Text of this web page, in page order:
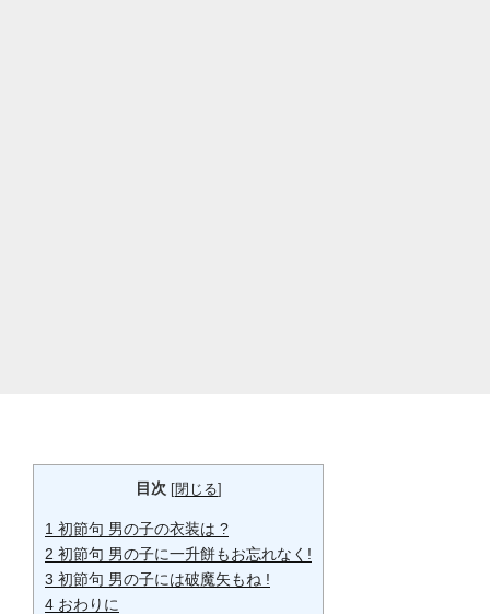
目次 [閉じる]
1 初節句 男の子の衣装は ?
2 初節句 男の子に一升餅もお忘れなく!
3 初節句 男の子には破魔矢もね !
4 おわりに